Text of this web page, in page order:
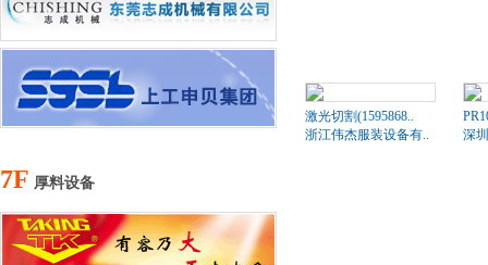
激光切割(1595868..
浙江伟杰服装设备有..
深
7F 厚料设备